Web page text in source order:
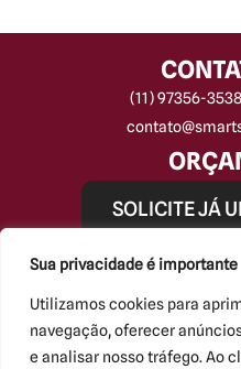
Sua privacidade é importante
Utilizamos cookies para
navegação, oferecer
e analisar nosso tráfego. Ao
(11) 97356-
SOLICITE JÁ
REDES
Smart Serralheria ©